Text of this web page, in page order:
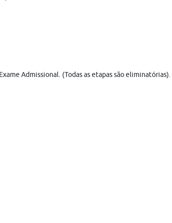
Admissional. (Todas as etapas são eliminatórias).